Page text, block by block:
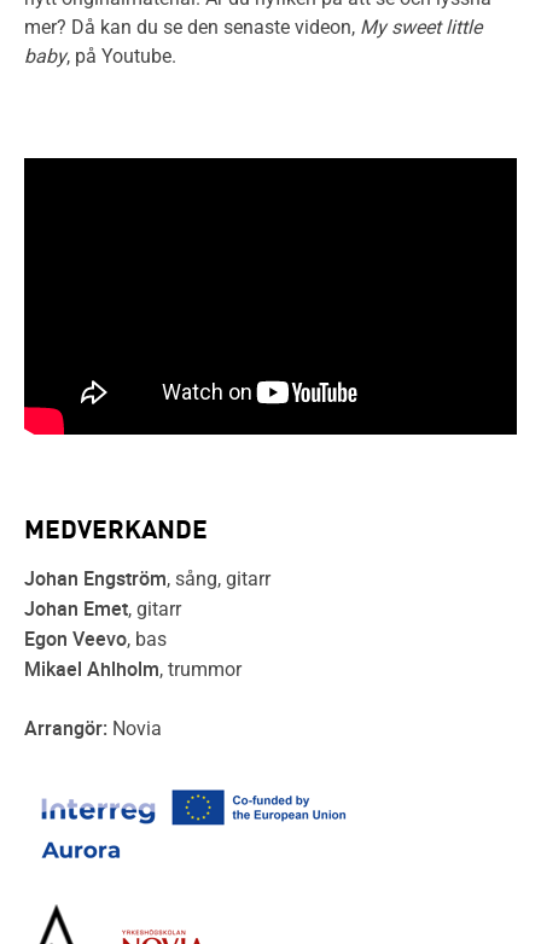
mer? Då kan du se den senaste videon, My sweet little
baby, på Youtube.
MEDVERKANDE
Johan Engström, sång, gitarr
Johan Emet, gitarr
Egon Veevo, bas
Mikael Ahlholm, trummor
Arrangör: Novia